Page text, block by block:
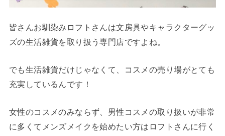
皆さんお馴染みロフトさんは文房具やキャラクターグッ
ズの生活雑貨を取り扱う専門店ですよね。
でも生活雑貨だけじゃなくて、コスメの売り場がとても
充実しているんです！
女性のコスメのみならず、男性コスメの取り扱いが非常
に多くてメンズメイクを始めたい方はロフトさんに行く